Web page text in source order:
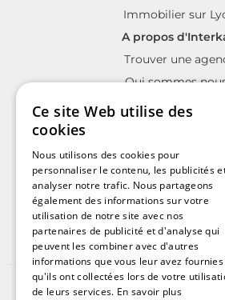
Immobilier sur
A propos
Trouver une
Qui sommes
La charte Interkab
Annonces immobilières
Annonces immobilières
Annonces immobilières
©2025 | Tous droits
Ce site Web utilise des
cookies
Nous utilisons des cookies pour
personnaliser le contenu, les publicités
analyser notre trafic. Nous partageons
également des informations sur votre
utilisation de notre site avec nos
partenaires de publicité et d'analyse qui
peuvent les combiner avec d'autres
informations que vous leur avez
qu'ils ont collectées lors de votre
de leurs services. En savoir plus